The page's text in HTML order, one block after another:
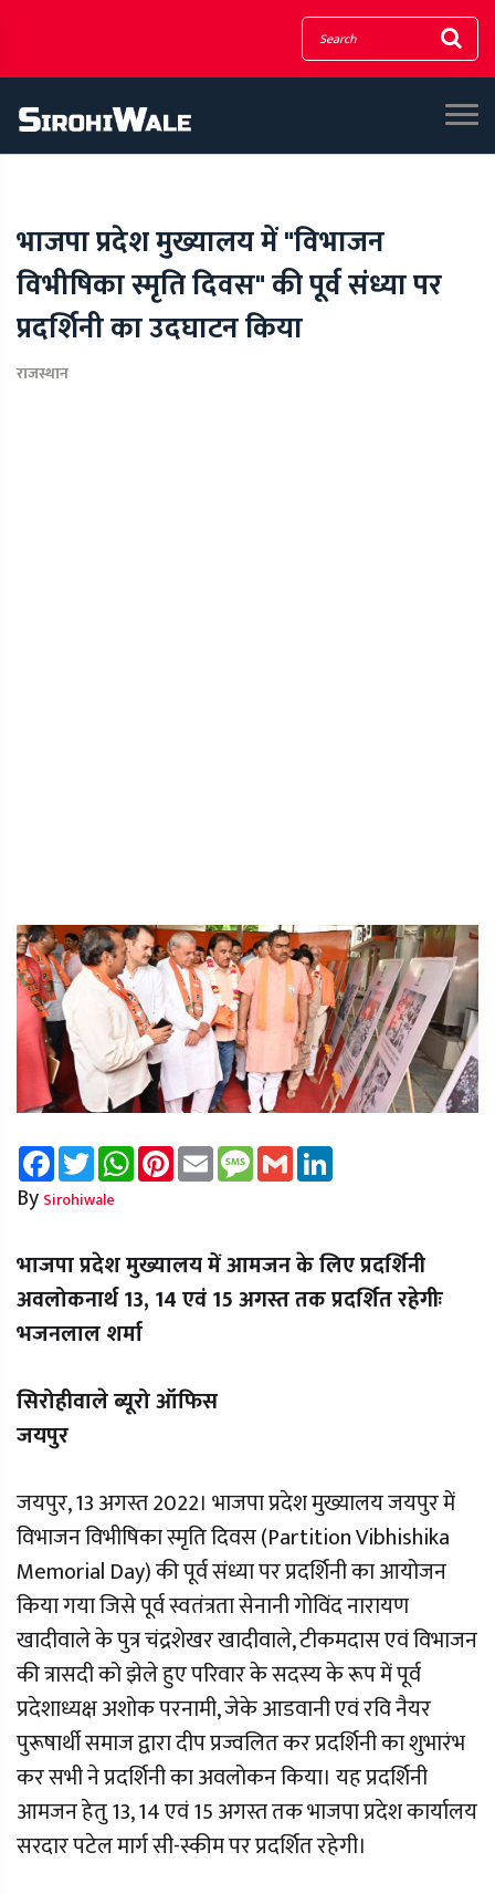
भाजपा प्रदेश मुख्यालय में "विभाजन
विभीषिका स्मृति दिवस" की पूर्व संध्या पर
प्रदर्शिनी का उदघाटन किया
राजस्थान
FacebookTwitterWhatsAppPinterest
Email Message
Gmail
By Sirohiwale
भाजपा प्रदेश मुख्यालय में आमजन के लिए प्रदर्शिनी
अवलोकनार्थ 13, 14 एवं 15 अगस्त तक प्रदर्शित रहेगीः
भजनलाल शर्मा
सिरोहीवाले ब्यूरो ऑफिस
जयपुर
जयपुर, 13 अगस्त 2022। भाजपा प्रदेश मुख्यालय जयपुर में
विभाजन विभीषिका स्मृति दिवस (Partition Vibhishika
Memorial Day) की पूर्व संध्या पर प्रदर्शिनी का आयोजन
किया गया जिसे पूर्व स्वतंत्रता सेनानी गोविंद नारायण
खादीवाले के पुत्र चंद्रशेखर खादीवाले, टीकमदास एवं विभाजन
की त्रासदी को झेले हुए परिवार के सदस्य के रूप में पूर्व
प्रदेशाध्यक्ष अशोक परनामी, जेके आडवानी एवं रवि नैयर
पुरूषार्थी समाज द्वारा दीप प्रज्वलित कर प्रदर्शिनी का शुभारंभ
कर सभी ने प्रदर्शिनी का अवलोकन किया। यह प्रदर्शिनी
आमजन हेतु 13, 14 एवं 15 अगस्त तक भाजपा प्रदेश कार्यालय
सरदार पटेल मार्ग सी-स्कीम पर प्रदर्शित रहेगी।